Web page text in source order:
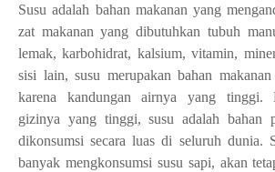
Susuadalah bahan makanan yang
zat makanan yang dibutuhkan tubuh
lemak, karbohidrat, kalsium,vitamin,
sisi lain, susu merupakan bahan
karena kandungan airnya yang tinggi.
gizinya yang tinggi, susu adalah bahan
dikonsumsi secara luas di seluruh dunia.
banyak mengkonsumsi susu sapi, akan